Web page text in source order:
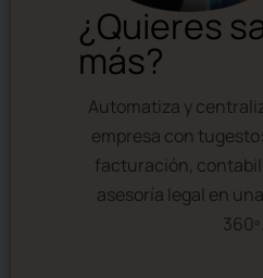
¿Quieres
más?
Automatiza y
empresa con
facturación,
asesoría legal en
360º.